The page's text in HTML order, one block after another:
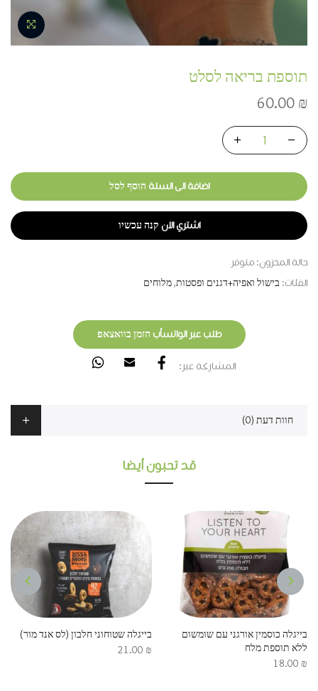
תוספת בריאה לסלט
60.00 ₪
اضافة الى السلة הוסף לסל
اشتري الان קנה עכשיו
حالة المخزون: متوفر
الفئات: בישול ואפיה+דגנים ופסטות,מלוחים
طلب عبر الواتسأب הזמן בוואצאפ
المشاركة عبر:
חוות דעת (0)
قد تحبون أيضا
PREVIOUS
בייגלה כוסמין אורגני עם שומשום
ללא תוספת מלח
18.00 ₪
בייגלה שטוחוני חלבון (לס אנד מור)
21.00 ₪
NEXT